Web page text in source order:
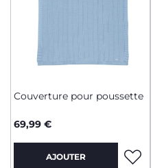
Couverture pour poussette
69,99 €
AJOUTER